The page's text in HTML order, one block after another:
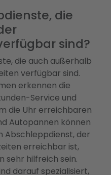
die
sind?
die auch außerhalb
verfügbar sind.
erkennen die
Service und
die Uhr erreichbaren
Autopannen können
Abschleppdienst, der
erreichbar ist,
sehr hilfreich sein.
darauf spezialisiert,